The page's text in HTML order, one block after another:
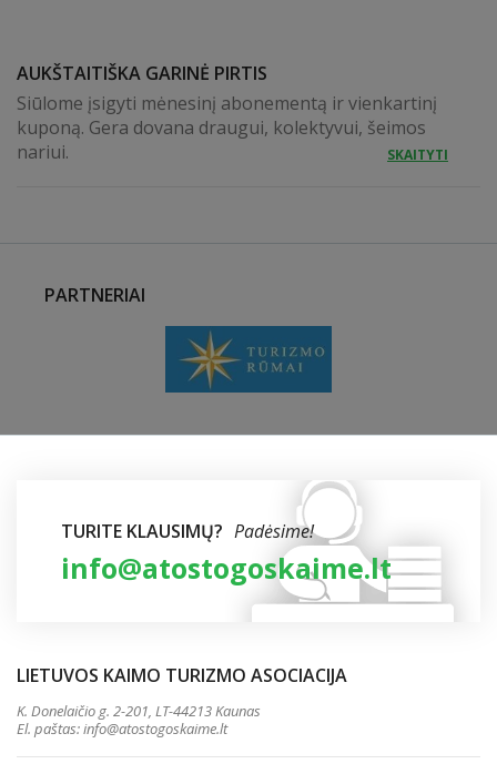
AUKŠTAITIŠKA GARINĖ PIRTIS
Siūlome įsigyti mėnesinį abonementą ir vienkartinį
kuponą. Gera dovana draugui, kolektyvui, šeimos
nariui.
SKAITYTI
PARTNERIAI
TURITE KLAUSIMŲ? Padėsime!
info@atostogoskaime.lt
LIETUVOS KAIMO TURIZMO ASOCIACIJA
K. Donelaičio g. 2-201, LT-44213 Kaunas
El. paštas:info@atostogoskaime.lt